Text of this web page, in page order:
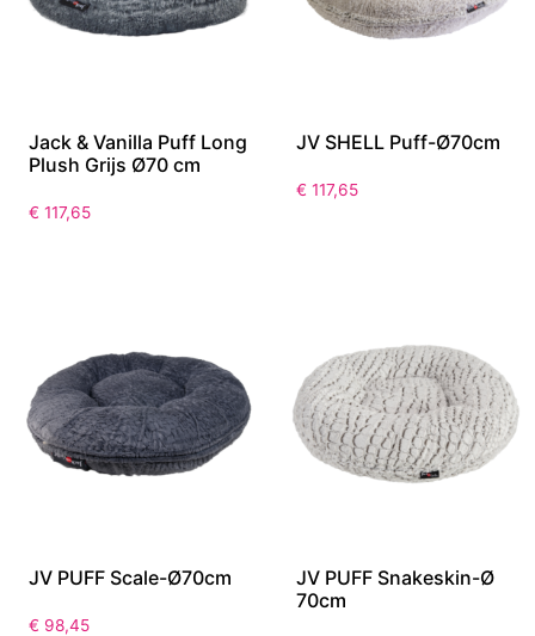
Jack & Vanilla Puff Long
Plush Grijs Ø70 cm
€ 117,65
JV SHELL Puff-Ø70cm
€ 117,65
JV PUFF Scale-Ø70cm
€ 98,45
JV PUFF Snakeskin-Ø
70cm